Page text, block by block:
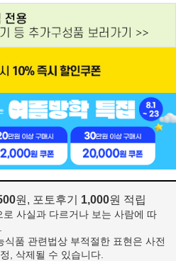
원, 포토후기 1,000원 적립
사실과 다르거나 보는 사람에 따
품 관련법상 부적절한 표현은 사전
, 삭제될 수 있습니다.